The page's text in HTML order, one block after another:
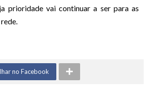
prioridade vai continuar a ser para as
no Facebook